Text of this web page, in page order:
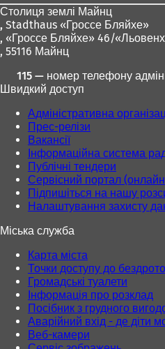
Столиця землі Майнц
, Stadthaus «Гроссе Бляйхе»
, «Гроссе Бляйхе» 46/
, 55116 Майнц
115 — номер телефону
Швидкий доступ
Адміністративна
Прес-релізи
Вакансії
Інформаційна система
Публічні тендери
Сервісний портал
Підпишіться на нашу
Налаштування захисту
Міська служба
Карта міста
Точки доступу до
Громадські туалети
Інформація про розклад
Посібник з грудного
Аварійний вхід - де діти
Веб-камери